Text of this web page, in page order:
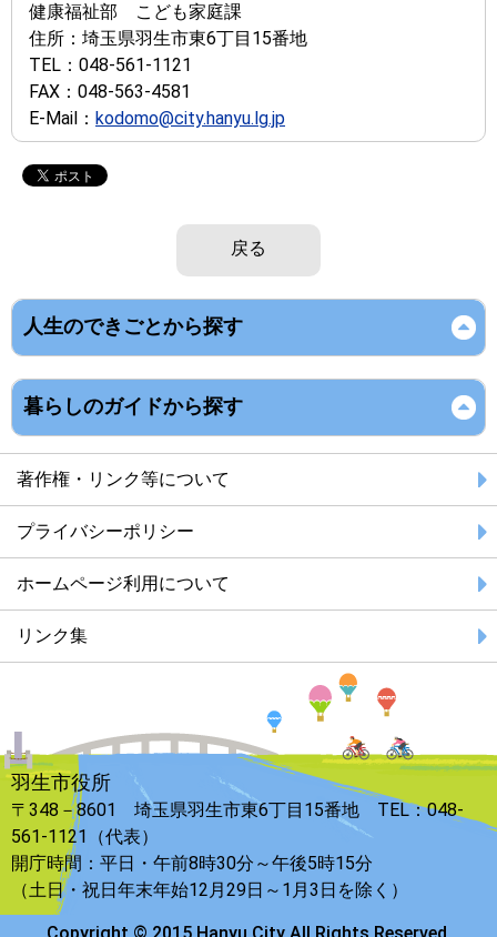
健康福祉部 こども家庭課
住所： 埼玉県羽生市東6丁目15番地
TEL： 048-561-1121
FAX： 048-563-4581
E-Mail： kodomo@city.hanyu.lg.jp
戻る
人生のできごとから探す
暮らしのガイドから探す
著作権・リンク等について
プライバシーポリシー
ホームページ利用について
リンク集
羽生市役所
〒348－8601 埼玉県羽生市東6丁目15番地 TEL：048-
561-1121（代表）
開庁時間：平日・午前8時30分～午後5時15分
（土日・祝日年末年始12月29日～1月3日を除く）